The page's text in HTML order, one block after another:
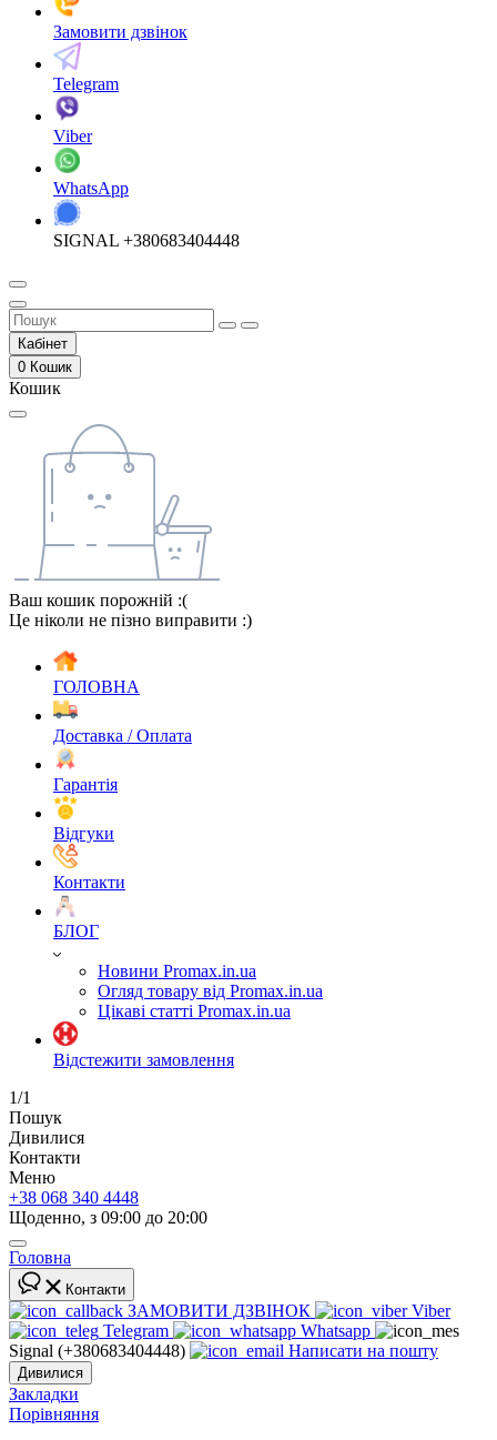
Замовити дзвінок
Telegram
Viber
WhatsApp
SIGNAL +380683404448
Кабінет
0 Кошик
Кошик
Ваш кошик порожній :(
Це ніколи не пізно виправити :)
ГОЛОВНА
Доставка / Оплата
Гарантія
Відгуки
Контакти
БЛОГ
Новини Promax.in.ua
Огляд товару від Promax.in.ua
Цікаві статті Promax.in.ua
Відстежити замовлення
1/1
Пошук
Дивилися
Контакти
Меню
+38 068 340 4448
Щоденно, з 09:00 до 20:00
Головна
Контакти
ЗАМОВИТИ ДЗВІНОК
Viber
Telegram
Whatsapp
Signal (+380683404448)
Написати на пошту
Дивилися
Закладки
Порівняння